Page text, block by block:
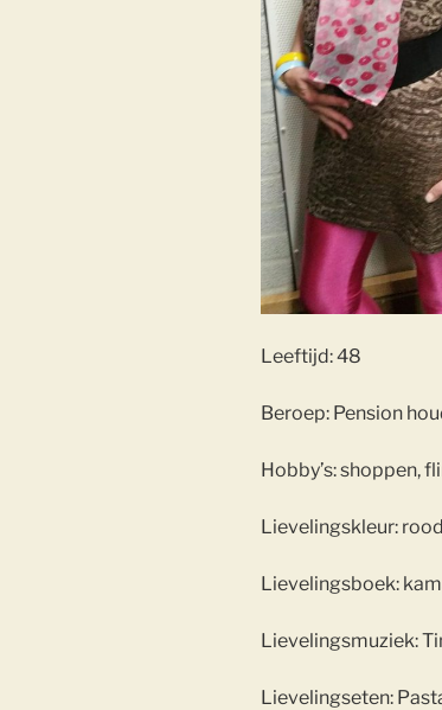
Leeftijd: 48
Beroep: Pension
Hobby’s: shoppen,
Lievelingskleur: rood
Lievelingsboek:
Lievelingsmuziek:
Lievelingseten: